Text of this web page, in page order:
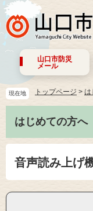
山口市防災
メール
現在地 トップページ > は
はじめての方へ
音声読み上げ